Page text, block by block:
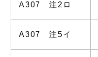
A307 注2ロ
A307 注5イ